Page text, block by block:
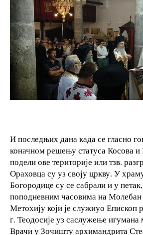
И последњих дана када се гласно
коначном решењу статуса Косова и
подели ове територије или тзв.
Ораховца су уз своју цркву. У
Богородице су се сабрали и у
поподневним часовима на Молебан
Метохију који је служиуо Епископ
г. Теодосије уз саслужење игумана
Врачи у Зочишту архимандрита